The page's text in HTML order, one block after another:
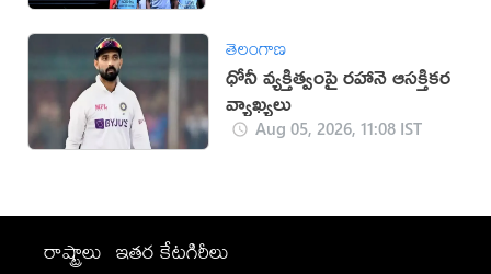
తెలంగాణ
ధోనీ వ్యక్తిత్వంపై రహానె ఆసక్తికర
వ్యాఖ్యలు
Aug 05, 2026, 11:08 IST
రాష్ట్రాలు ఇతర కేటగిరీలు